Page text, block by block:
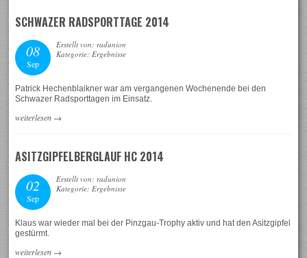
SCHWAZER RADSPORTTAGE 2014
08
Sep
Erstellt von: radunion
Kategorie: Ergebnisse
Patrick Hechenblaikner war am vergangenen Wochenende bei den
Schwazer Radsporttagen im Einsatz.
weiterlesen →
ASITZGIPFELBERGLAUF HC 2014
02
Sep
Erstellt von: radunion
Kategorie: Ergebnisse
Klaus war wieder mal bei der Pinzgau-Trophy aktiv und hat den Asitzgipfel
gestürmt.
weiterlesen →